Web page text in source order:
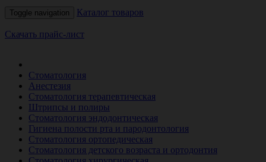
Toggle navigation Каталог товаров
Скачать прайс-лист
Стоматология
Анестезия
Стоматология терапевтическая
Штрипсы и полиры
Стоматология эндодонтическая
Гигиена полости рта и пародонтология
Стоматология ортопедическая
Стоматология детского возраста и ортодонтия